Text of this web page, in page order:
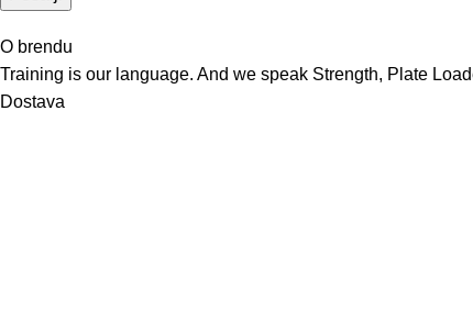
O brendu
Training is our language. And we speak Strength, Plate
Dostava